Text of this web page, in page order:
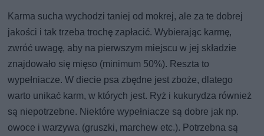
Karma sucha wychodzi taniej od mokrej, ale za te dobrej
jakości i tak trzeba trochę zapłacić. Wybierając karmę,
zwróć uwagę, aby na pierwszym miejscu w jej składzie
znajdowało się mięso (minimum 50%). Reszta to
wypełniacze. W diecie psa zbędne jest zboże, dlatego
warto unikać karm, w których jest. Ryż i kukurydza również
są niepotrzebne. Niektóre wypełniacze są dobre jak np.
owoce i warzywa (gruszki, marchew etc.). Potrzebna są